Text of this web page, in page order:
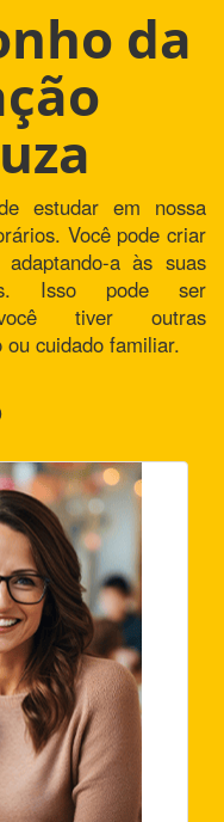
da
estudar em nossa
Você pode criar
a às suas
Isso pode ser
tiver outras
cuidado familiar.